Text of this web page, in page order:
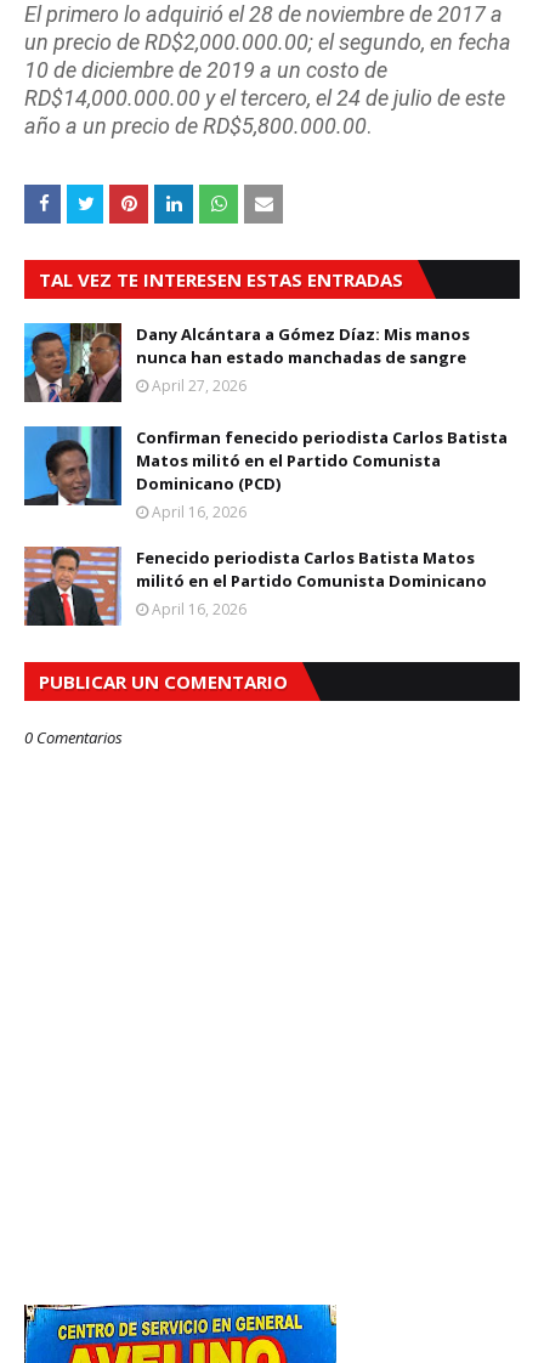
El primero lo adquirió el 28 de noviembre de 2017 a
un precio de RD$2,000.000.00; el segundo, en fecha
10 de diciembre de 2019 a un costo de
RD$14,000.000.00 y el tercero, el 24 de julio de este
año a un precio de RD$5,800.000.00.
TAL VEZ TE INTERESEN ESTAS ENTRADAS
Dany Alcántara a Gómez Díaz: Mis manos
nunca han estado manchadas de sangre
April 27, 2026
Confirman fenecido periodista Carlos Batista
Matos militó en el Partido Comunista
Dominicano (PCD)
April 16, 2026
Fenecido periodista Carlos Batista Matos
militó en el Partido Comunista Dominicano
April 16, 2026
PUBLICAR UN COMENTARIO
0 Comentarios